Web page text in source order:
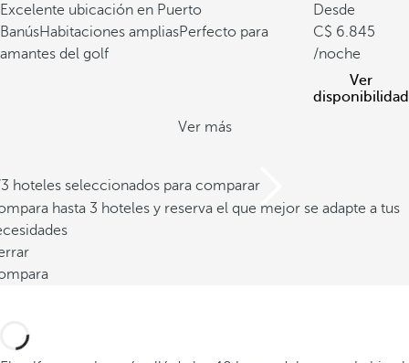
Excelente ubicación en Puerto
BanúsHabitaciones ampliasPerfecto para
amantes del golf
Desde
6.845
/noche
Ver
disponibilidad
Ver más
hoteles seleccionados para comparar
hasta 3 hoteles y reserva el que mejor se adapte a tus